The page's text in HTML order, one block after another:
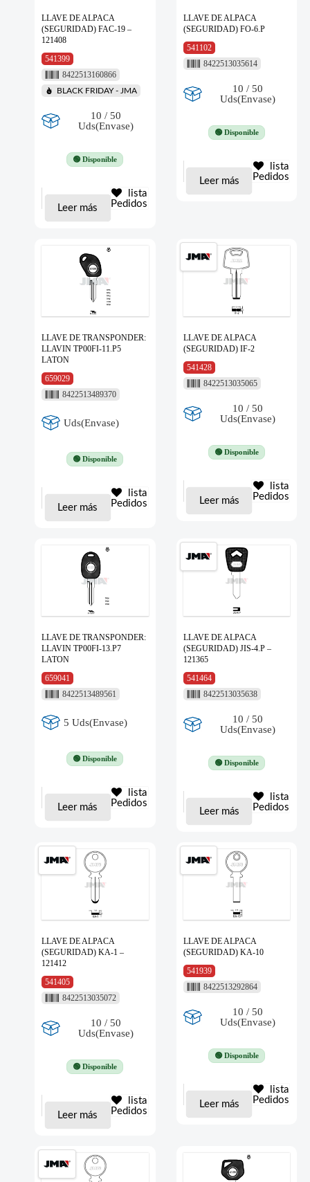
LLAVE DE ALPACA
(SEGURIDAD) FAC-19 –
121408
541399
8422513160866
BLACK FRIDAY - JMA
10 / 50
Uds(Envase)
🟢 Disponible
Leer más
lista
Pedidos
LLAVE DE ALPACA
(SEGURIDAD) FO-6.P
541102
8422513035614
10 / 50
Uds(Envase)
🟢 Disponible
Leer más
lista
Pedidos
LLAVE DE TRANSPONDER:
LLAVIN TP00FI-11.P5
LATON
659029
8422513489370
Uds(Envase)
🟢 Disponible
Leer más
lista
Pedidos
LLAVE DE ALPACA
(SEGURIDAD) IF-2
541428
8422513035065
10 / 50
Uds(Envase)
🟢 Disponible
Leer más
lista
Pedidos
LLAVE DE TRANSPONDER:
LLAVIN TP00FI-13.P7
LATON
659041
8422513489561
5 Uds(Envase)
🟢 Disponible
Leer más
lista
Pedidos
LLAVE DE ALPACA
(SEGURIDAD) JIS-4.P –
121365
541464
8422513035638
10 / 50
Uds(Envase)
🟢 Disponible
Leer más
lista
Pedidos
LLAVE DE ALPACA
(SEGURIDAD) KA-1 –
121412
541405
8422513035072
10 / 50
Uds(Envase)
🟢 Disponible
Leer más
lista
Pedidos
LLAVE DE ALPACA
(SEGURIDAD) KA-10
541939
8422513292864
10 / 50
Uds(Envase)
🟢 Disponible
Leer más
lista
Pedidos